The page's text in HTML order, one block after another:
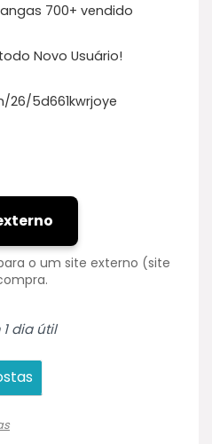
700+ vendido
Novo Usuário!
26/5d661kwrjoye
o um site externo (site
dia útil